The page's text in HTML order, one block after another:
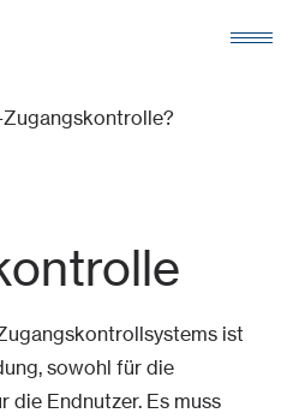
ist
sowohl für die
die Endnutzer. Es muss